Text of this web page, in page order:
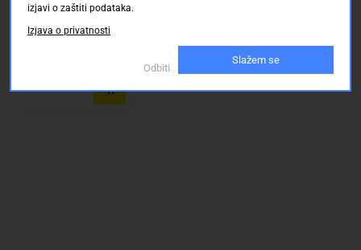
izjavi o zaštiti podataka.
Izjava o privatnosti
Odbiti
Slažem se